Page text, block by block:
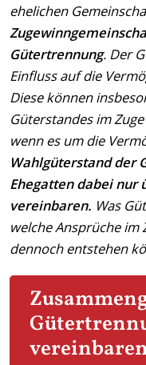
ehelichen
Gütertrennung. Der
Einfluss auf die
Diese können
Güterstandes im
wenn es um die
Wahlgüterstand der
Ehegatten dabei nur
vereinbaren. Was
welche Ansprüche im
dennoch entstehen